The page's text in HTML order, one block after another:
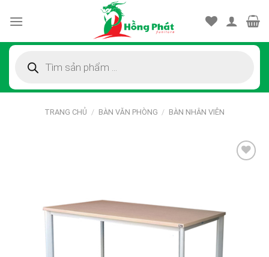
kiếm
TRANG CHỦ / BÀN VĂN PHÒNG / BÀN NHÂN VIÊN
Thêm